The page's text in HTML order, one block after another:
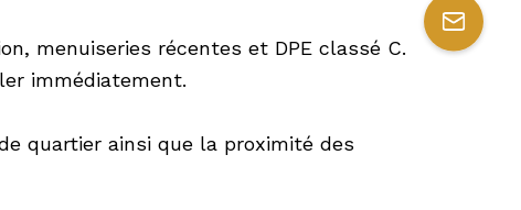
menuiseries récentes et DPE classé C.
immédiatement.
quartier ainsi que la proximité des